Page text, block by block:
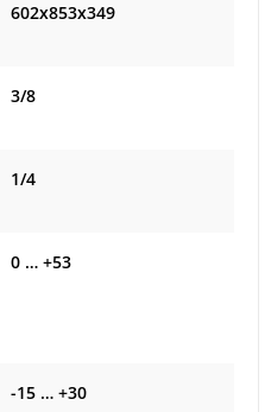
602x853x349
3/8
1/4
0 … +53
-15 … +30